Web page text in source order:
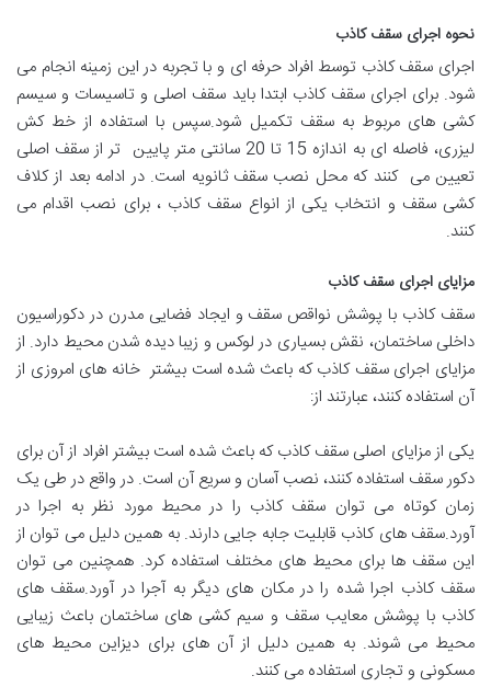
نحوه اجرای سقف کاذب
اجرای سقف کاذب توسط افراد حرفه ای و با تجربه در این زمینه انجام می
شود. برای اجرای سقف کاذب ابتدا باید سقف اصلی و تاسیسات و سیسم
کشی های مربوط به سقف تکمیل شود.سپس با استفاده از خط کش
لیزری، فاصله ای به اندازه 15 تا 20 سانتی متر پایین تر از سقف اصلی
تعیین می کنند که محل نصب سقف ثانویه است. در ادامه بعد از کلاف
کشی سقف و انتخاب یکی از انواع سقف کاذب ، برای نصب اقدام می
کنند.
مزایای اجرای سقف کاذب
سقف کاذب با پوشش نواقص سقف و ایجاد فضایی مدرن در دکوراسیون
داخلی ساختمان، نقش بسیاری در لوکس و زیبا دیده شدن محیط دارد. از
مزایای اجرای سقف کاذب که باعث شده است بیشتر خانه های امروزی از
آن استفاده کنند، عبارتند از:
یکی از مزایای اصلی سقف کاذب که باعث شده است بیشتر افراد از آن برای
دکور سقف استفاده کنند، نصب آسان و سریع آن است. در واقع در طی یک
زمان کوتاه می توان سقف کاذب را در محیط مورد نظر به اجرا در
آورد.سقف های کاذب قابلیت جابه جایی دارند. به همین دلیل می توان از
این سقف ها برای محیط های مختلف استفاده کرد. همچنین می توان
سقف کاذب اجرا شده را در مکان های دیگر به آجرا در آورد.سقف های
کاذب با پوشش معایب سقف و سیم کشی های ساختمان باعث زیبایی
محیط می شوند. به همین دلیل از آن های برای دیزاین محیط های
مسکونی و تجاری استفاده می کنند.